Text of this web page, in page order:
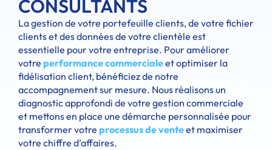
CONSULTANTS
La gestion de votre portefeuille clients, de votre fichier
clients et des données de votre clientèle est
essentielle pour votre entreprise. Pour améliorer
votre performance commercialeet optimiser la
fidélisation client, bénéficiez de notre
accompagnement sur mesure. Nous réalisons un
diagnostic approfondi de votre gestion commerciale
et mettons en place une démarche personnalisée pour
transformer votre processus de venteet maximiser
votre chiffre d’affaires.